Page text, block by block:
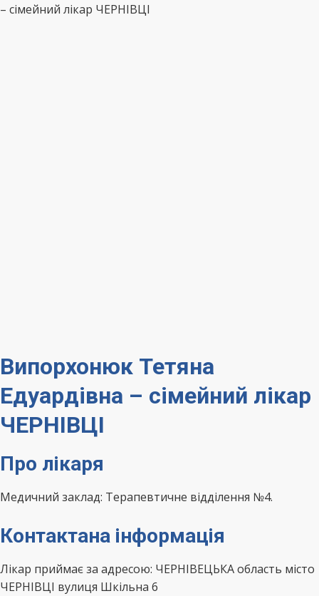
– сімейний лікар ЧЕРНІВЦІ
Випорхонюк Тетяна
Едуардівна – сімейний лікар
ЧЕРНІВЦІ
Про лікаря
Медичний заклад: Терапевтичне відділення №4.
Контактана інформація
Лікар приймає за адресою: ЧЕРНІВЕЦЬКА область місто
ЧЕРНІВЦІ вулиця Шкільна 6